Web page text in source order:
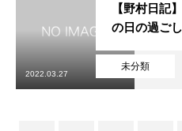
未分類
【野村日記
の日の過ご
2022.03.27